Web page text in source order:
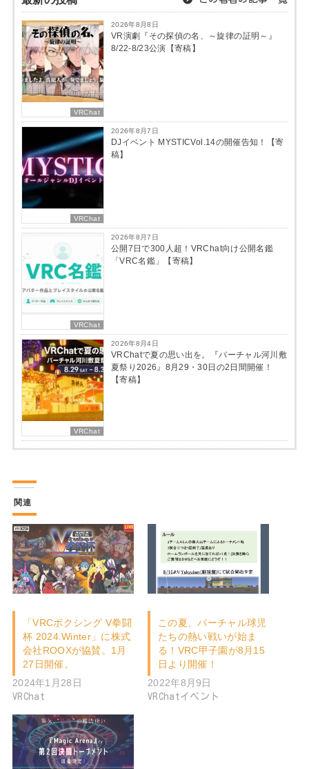
VRChat
2026年8月8日
VR演劇『その探偵の名、～旋律の証明～』
8/22-8/23公演【寄稿】
VRChat
2026年8月7日
DJイベント MYSTICVol.14の開催告知！【寄
稿】
VRChat
2026年8月7日
公開7日で300人超！VRChat向け公開名鑑
「VRC名鑑」【寄稿】
VRChat
2026年8月4日
VRChatで夏の思い出を。『バーチャル河川敷
夏祭り2026』8月29・30日の2日間開催！
【寄稿】
関連
「VRCボクシング V拳闘
杯 2024.Winter」に株式
会社ROOXが協賛。1月
27日開催。
2024年1月28日
VRChat
この夏、バーチャル球児
たちの熱い戦いが始ま
る！VRC甲子園が8月15
日より開催！
2022年8月9日
VRChatイベント